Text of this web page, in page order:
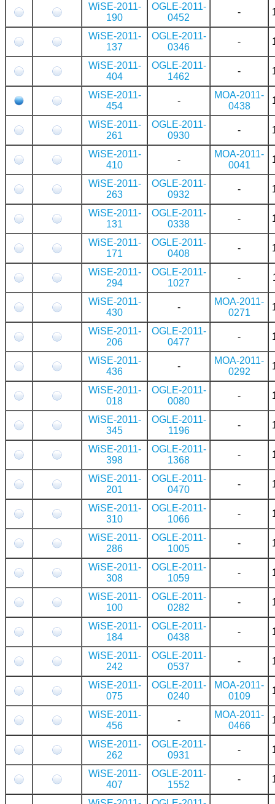
WiSE-2011-
190
OGLE-2011-
0452
-
WiSE-2011-
137
OGLE-2011-
0346
-
WiSE-2011-
404
OGLE-2011-
1462
-
WiSE-2011-
454
-
MOA-2011-
0438
WiSE-2011-
261
OGLE-2011-
0930
-
WiSE-2011-
410
-
MOA-2011-
0041
WiSE-2011-
263
OGLE-2011-
0932
-
WiSE-2011-
131
OGLE-2011-
0338
-
WiSE-2011-
171
OGLE-2011-
0408
-
WiSE-2011-
294
OGLE-2011-
1027
-
WiSE-2011-
430
-
MOA-2011-
0271
WiSE-2011-
206
OGLE-2011-
0477
-
WiSE-2011-
436
-
MOA-2011-
0292
WiSE-2011-
018
OGLE-2011-
0080
-
WiSE-2011-
345
OGLE-2011-
1196
-
WiSE-2011-
398
OGLE-2011-
1368
-
WiSE-2011-
201
OGLE-2011-
0470
-
WiSE-2011-
310
OGLE-2011-
1066
-
WiSE-2011-
286
OGLE-2011-
1005
-
WiSE-2011-
308
OGLE-2011-
1059
-
WiSE-2011-
100
OGLE-2011-
0282
-
WiSE-2011-
184
OGLE-2011-
0438
-
WiSE-2011-
242
OGLE-2011-
0537
-
WiSE-2011-
075
OGLE-2011-
0240
MOA-2011-
0109
WiSE-2011-
456
-
MOA-2011-
0466
WiSE-2011-
262
OGLE-2011-
0931
-
WiSE-2011-
407
OGLE-2011-
1552
-